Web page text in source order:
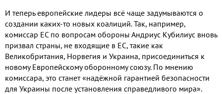
И теперь европейские лидеры всё чаще задумываются о
создании каких-то новых коалиций.Так, например,
комиссар ЕС по вопросам обороны Андриус ​​Кубилиус вновь
призвал страны, не входящие в ЕС, такие как
Великобритания, Норвегия и Украина, присоединиться к
новому Европейскому оборонному союзу. По мнению
комиссара, это станет «надёжной гарантией безопасности
для Украины после установления справедливого мира».